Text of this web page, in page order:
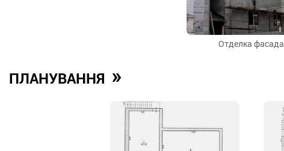
Отделка фасада
ПЛАНУВАННЯ »